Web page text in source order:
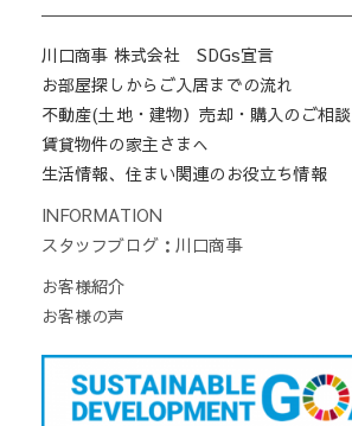
川口商事 株式会社 SDGs宣言
お部屋探しからご入居までの流れ
不動産(土地・建物）売却・購入のご相談
賃貸物件の家主さまへ
生活情報、住まい関連のお役立ち情報
INFORMATION
スタッフブログ：川口商事
お客様紹介
お客様の声